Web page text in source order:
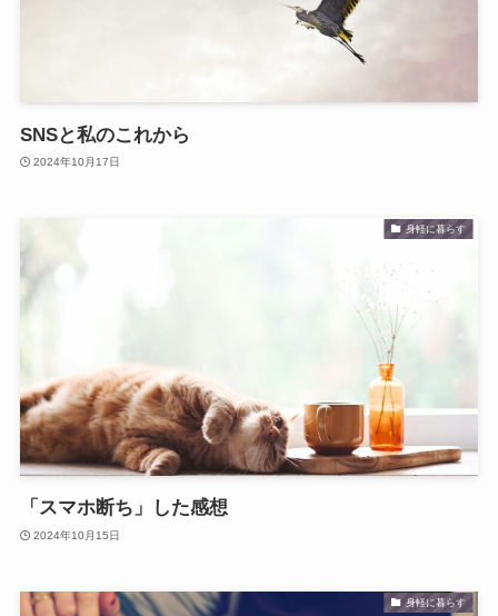
SNSと私のこれから
2024年10月17日
身軽に暮らす
「スマホ断ち」した感想
2024年10月15日
身軽に暮らす